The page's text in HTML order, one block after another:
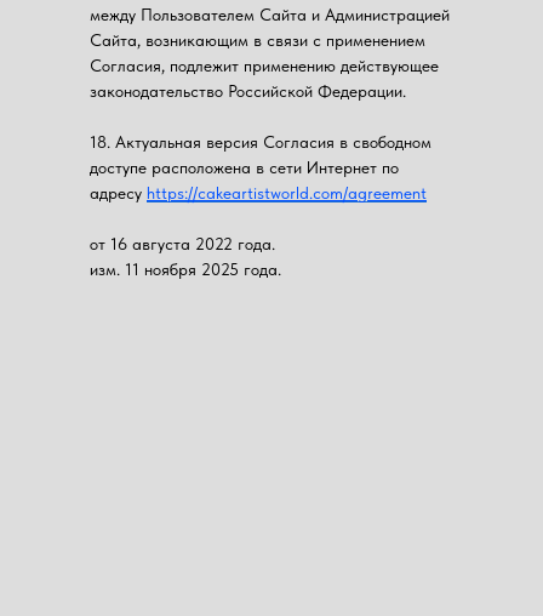
между Пользователем Сайта и Администрацией
Сайта, возникающим в связи с применением
Согласия, подлежит применению действующее
законодательство Российской Федерации.
18. Актуальная версия Согласия в свободном
доступе расположена в сети Интернет по
адресу https://cakeartistworld.com/agreement
от 16 августа 2022 года.
изм. 11 ноября 2025 года.